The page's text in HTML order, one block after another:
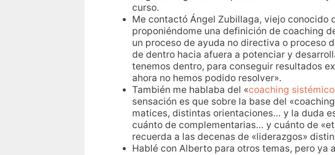
curso.
Me contactó Ángel Zubillaga, viejo conocido
proponiéndome una definición de coaching
un proceso de ayuda no directiva o proceso
de dentro hacia afuera a potenciar y
tenemos dentro, para conseguir resultados
ahora no hemos podido resolver».
También me hablaba del «coaching sistémico
sensación es que sobre la base del
matices, distintas orientaciones… y la duda
cuánto de complementarias… y cuánto de
recuerda a las decenas de «liderazgos»
Hablé con Alberto para otros temas, pero ya